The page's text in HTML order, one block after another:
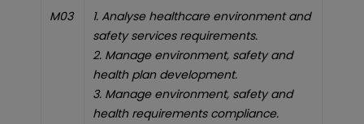
M03
1. Analyse healthcare environment and
safety services requirements.
2. Manage environment, safety and
health plan development.
3. Manage environment, safety and
health requirements compliance.